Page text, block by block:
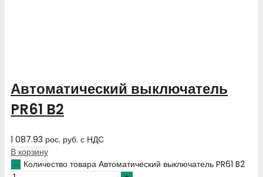
Автоматический выключатель
PR61 B2
1 087.93 рос. руб. с НДС
В корзину
Количество товара Автоматический выключатель PR61 B2